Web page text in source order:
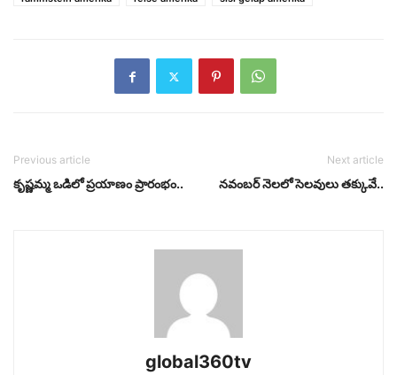
Previous article
కృష్ణమ్మ ఒడిలో ప్రయాణం ప్రారంభం..
Next article
నవంబర్ నెలలో సెలవులు తక్కువే..
global360tv